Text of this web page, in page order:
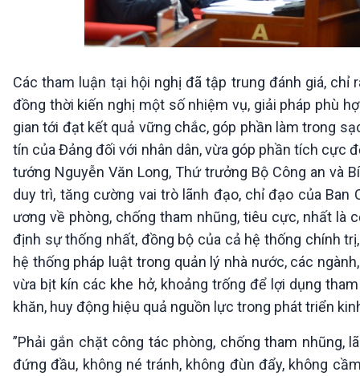
Các tham luận tại hội nghị đã tập trung đánh giá,
đồng thời kiến nghị một số nhiệm vụ, giải pháp phù
gian tới đạt kết quả vững chắc, góp phần làm trong
tín của Đảng đối với nhân dân, vừa góp phần tích cực
tướng Nguyễn Văn Long, Thứ trưởng Bộ Công an và
duy trì, tăng cường vai trò lãnh đạo, chỉ đạo của Ban
ương về phòng, chống tham nhũng, tiêu cực, nhất là
định sự thống nhất, đồng bộ của cả hệ thống chính
hệ thống pháp luật trong quản lý nhà nước, các
vừa bịt kín các khe hở, khoảng trống để lợi dụng
khăn, huy động hiệu quả nguồn lực trong phát triển
”Phải gắn chặt công tác phòng, chống tham nhũng,
đứng đầu, không né tránh, không đùn đẩy, không